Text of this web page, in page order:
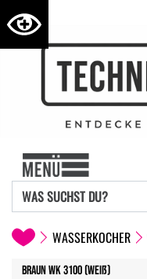
WASSERKOCHER
Braun WK 3100 (weiß)